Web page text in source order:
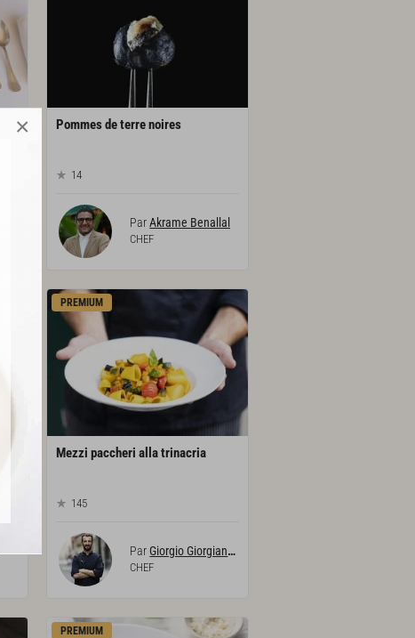
× Pommesdeterrenoires
14
ParAkrame Benallal
CHEF
PREMIUM
Mezzi paccheri allatrinacria
145
ParGiorgio Giorgianni
CHEF
PREMIUM